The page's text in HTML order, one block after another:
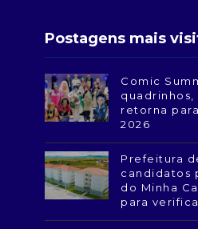
Postagens mais
Comic
quadrinhos,
retorna
2026
Prefeitura
candidatos
do Minha
para